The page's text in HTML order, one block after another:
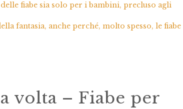
delle fiabe sia solo per i bambini, precluso agli
fantasia, anche perché, molto spesso, le fiabe
volta – Fiabe per